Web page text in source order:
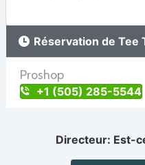
Réservation de Tee
Proshop
+1 (505) 285-5544
Directeur: Est-